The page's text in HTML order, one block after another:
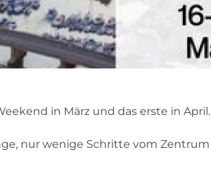
in März und das erste in
nur wenige Schritte vom